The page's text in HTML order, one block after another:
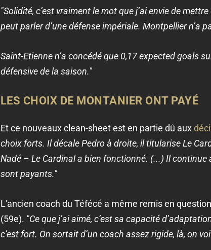
"Solidité, c’est vraiment le mot que j’ai envie de
peut parler d’une défense impériale. Montpellier n’a
Saint-Etienne n’a concédé que 0,17 expected goals
défensive de la saison."
LES CHOIX DE MONTANIER ONT PAYÉ
Et ce nouveaux clean-sheet est en partie dû aux
choix forts. Il décale Pedro à droite, il titularise Le
Nadé – Le Cardinal a bien fonctionné. (...) Il
sont payants."
L'ancien coach du Téfécé a même remis en
(59e). "Ce que j’ai aimé, c’est sa capacité
c’est fort. On sortait d’un coach assez rigide, là, on